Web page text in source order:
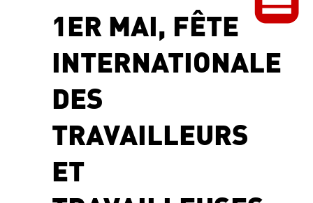
1ER MAI, FÊTE
INTERNATIONALE
DES
TRAVAILLEURS
ET